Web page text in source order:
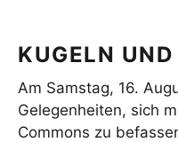
KUGELN
Am Samstag, 16.
Gelegenheiten, sich
Commons zu